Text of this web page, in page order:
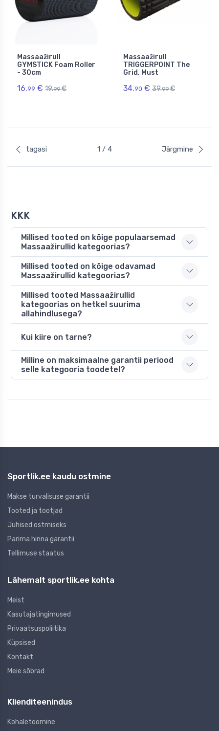
Massaažirull
GYMSTICK Foam Roller
- 30cm
16.99 € 19.99€
Massaažirull
TRIGGERPOINT The
Grid, Must
34.90 € 39.99€
tagasi 1 / 4 Järgmine
KKK
Millised tooted on kõige populaarsemad
Massaažirullid kategoorias?
Millised tooted on kõige odavamad
Massaažirullid kategoorias?
Millised tooted Massaažirullid
kategoorias on hetkel suurima
allahindlusega?
Kui kiire on tarne?
Milline on maksimaalne garantii periood
selle kategooria toodetel?
Sportlik.ee kaudu ostmine
Makse turvalisuse garantii
Tooted ja tootjad
Juhised ostmiseks
Parima hinna garantii
Tellimuse staatus
Lähemalt sportlik.ee kohta
Meist
Kasutajatingimused
Privaatsuspoliitika
Küpsised
Kontakt
Meie sõbrad
Klienditeenindus
Kohaletoomine